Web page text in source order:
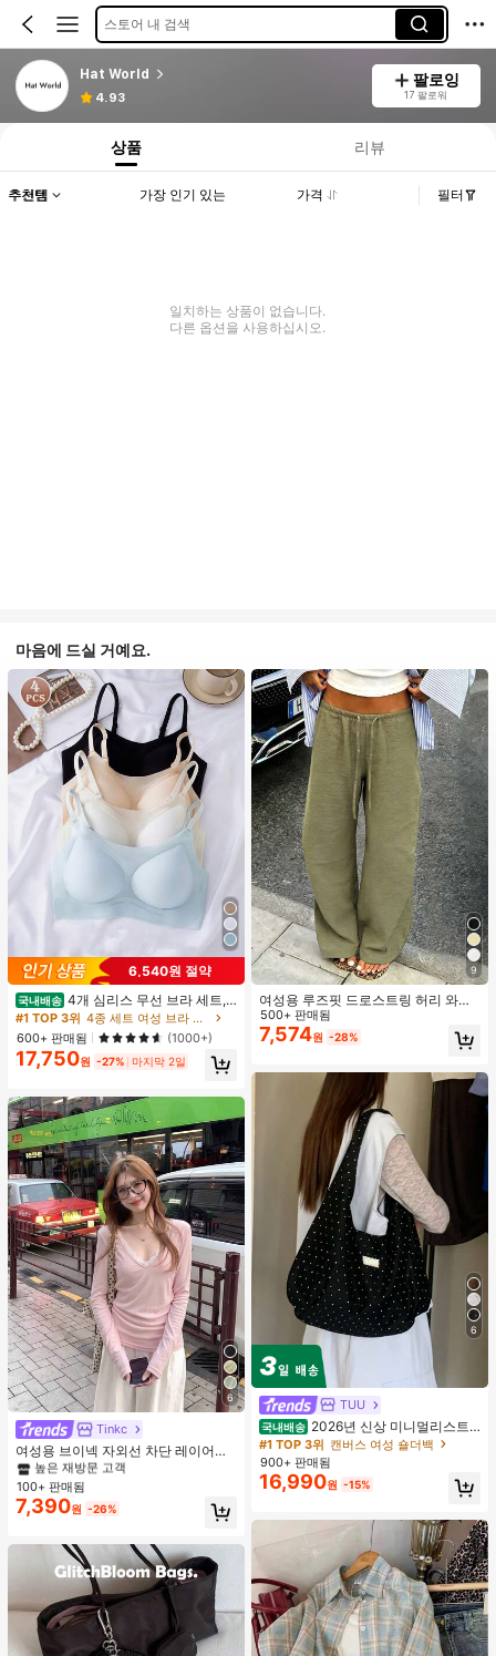
스토어 내 검색
Hat World
4.93
팔로잉
17 팔로워
상품 리뷰
추천템 가장 인기 있는 가격 필터
일치하는 상품이 없습니다.
다른 옵션을 사용하십시오.
마음에 드실 거예요.
6,540원 절약
국내배송 4개 심리스 무선 브라 세트,
작은 가슴 보정, 초박형 통기성 아이스
실크 섹시 편안한 백리스 란제리 브라,
조절 가능
#1 TOP 3위
4종 세트 여성 브라 & 브랄렛
600+ 판매됨
(1000+)
17,750원 -27% 마지막 2일
6
Tinkc
여성용 브이넥 자외선 차단 레이어링
다용도 긴팔 티셔츠 탑, 봄/여름 핑크
#2 TOP 3위 에서 새로운 여성 상의
높은 재방문 고객
#2 TOP 3위 에서 새로운 여성 상의
높은 재방문 고객
#2 TOP 3위 에서 새로운 여성 상의
높은 재방문 고객
#2 TOP 3위
높은 재방문 고객
100+ 판매됨
7,390원 -26%
9
여성용 루즈핏 드로스트링 허리 와이
드 레그 팬츠, 가벼운 통기성 캐주얼
바지, 밀리터리 그린, 여름 봄, 보헤미
안 시크
500+ 판매됨
7,574원 -28%
6
TUU
국내배송 2026년 신상 미니멀리스트
도트 캔버스 토트백, 대용량 캐주얼 다
용도 통근 숄더 핸드백
#1 TOP 3위 캔버스 여성 숄더백
900+ 판매됨
16,990원 -15%